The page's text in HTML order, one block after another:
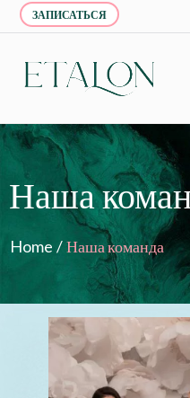
ЗАПИСАТЬСЯ
Наша
Home /Наша команда